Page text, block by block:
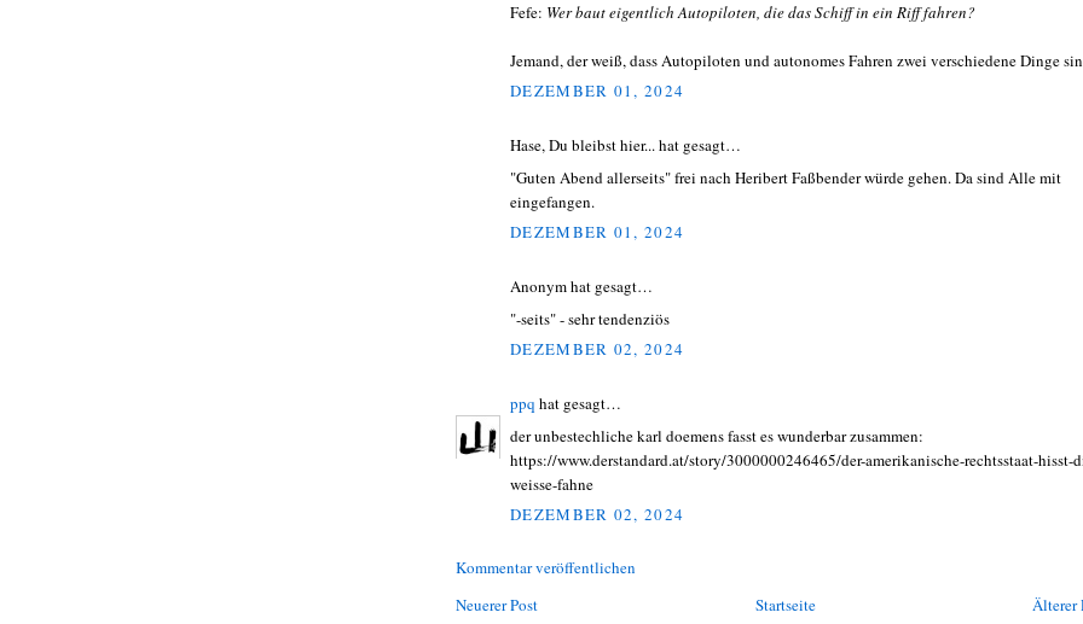
Fefe: Wer baut eigentlich Autopiloten, die das Schiff in ein Riff fahren?
Jemand, der weiß, dass Autopiloten und autonomes Fahren zwei verschiedene Dinge
DEZEMBER 01, 2024
Hase, Du bleibst hier... hat gesagt…
"Guten Abend allerseits" frei nach Heribert Faßbender würde gehen. Da sind Alle mit
eingefangen.
DEZEMBER 01, 2024
Anonym hat gesagt…
"-seits" - sehr tendenziös
DEZEMBER 02, 2024
ppq hat gesagt…
der unbestechliche karl doemens fasst es wunderbar zusammen:
https://www.derstandard.at/story/3000000246465/der-amerikanische-rechtsstaat-hisst-
weisse-fahne
DEZEMBER 02, 2024
Kommentar veröffentlichen
Neuerer Post
Älterer
Startseite